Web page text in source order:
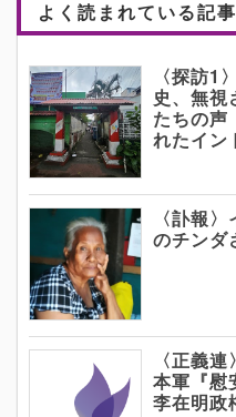
よく読まれている記事
〈探訪1
史、無視
たちの
れたイン
〈訃報
のチンダ
〈正義
本軍『慰
李在明政